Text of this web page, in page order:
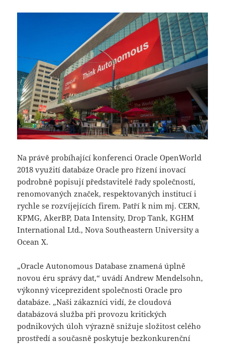
Na právě probíhající konferenci Oracle OpenWorld
2018 využití databáze Oracle pro řízení inovací
podrobně popisují představitelé řady společností,
renomovaných značek, respektovaných institucí i
rychle se rozvíjejících firem. Patří k nim mj. CERN,
KPMG, AkerBP, Data Intensity, Drop Tank, KGHM
International Ltd., Nova Southeastern University a
Ocean X.
„Oracle Autonomous Database znamená úplně
novou éru správy dat,“ uvádí Andrew Mendelsohn,
výkonný viceprezident společnosti Oracle pro
databáze. „Naši zákazníci vidí, že cloudová
databázová služba při provozu kritických
podnikových úloh výrazně snižuje složitost celého
prostředí a současně poskytuje bezkonkurenční